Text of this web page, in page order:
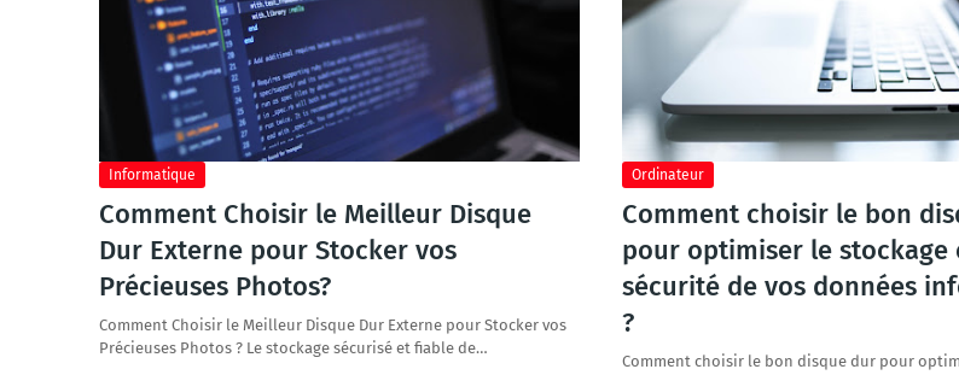
Informatique
Comment Choisir le Meilleur Disque
Dur Externe pour Stocker vos
Précieuses Photos?
Comment Choisir le Meilleur Disque Dur Externe pour Stocker vos
Précieuses Photos ? Le stockage sécurisé et fiable de…
Ordinateur
Comment choisir le bon
pour optimiser le stockage
sécurité de vos données
?
Comment choisir le bon disque dur pour